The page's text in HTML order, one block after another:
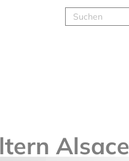
Alsace